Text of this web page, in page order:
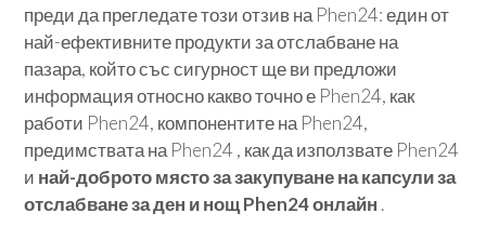
преди да прегледате този отзив на Phen24: един от
най-ефективните продукти за отслабване на
пазара, който със сигурност ще ви предложи
информация относно какво точно е Phen24, как
работи Phen24, компонентите на Phen24,
предимствата на Phen24 , как да използвате Phen24
и най-доброто място за закупуване на капсули за
отслабване за ден и нощ Phen24 онлайн .